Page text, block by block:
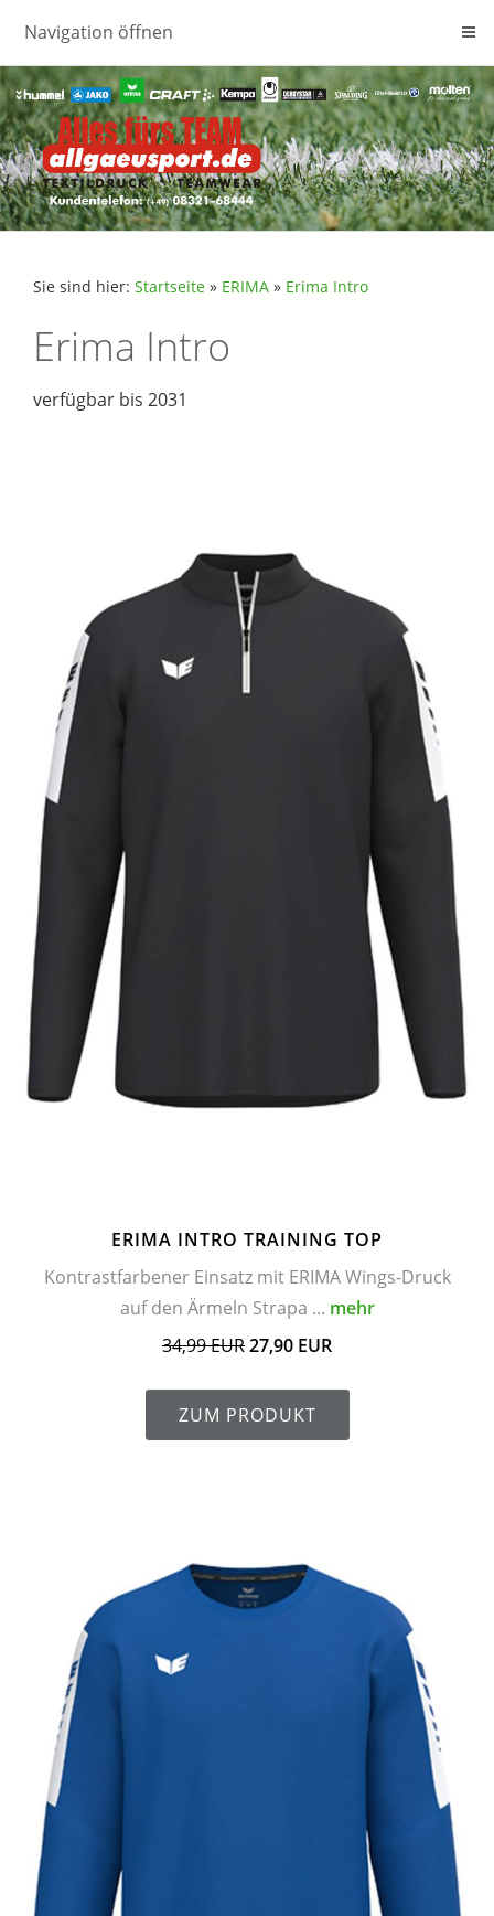
Navigation öffnen
Sie sind hier: Startseite » ERIMA » Erima Intro
Erima Intro
verfügbar bis 2031
ERIMA INTRO TRAINING TOP
Kontrastfarbener Einsatz mit ERIMA Wings-Druck
auf den Ärmeln Strapa ... mehr
34,99 EUR27,90 EUR
ZUM PRODUKT